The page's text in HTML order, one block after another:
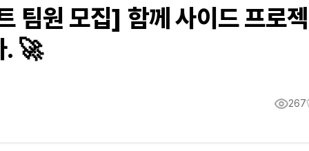
팀원 모집] 함께 사이드 프로젝
. 🚀
267